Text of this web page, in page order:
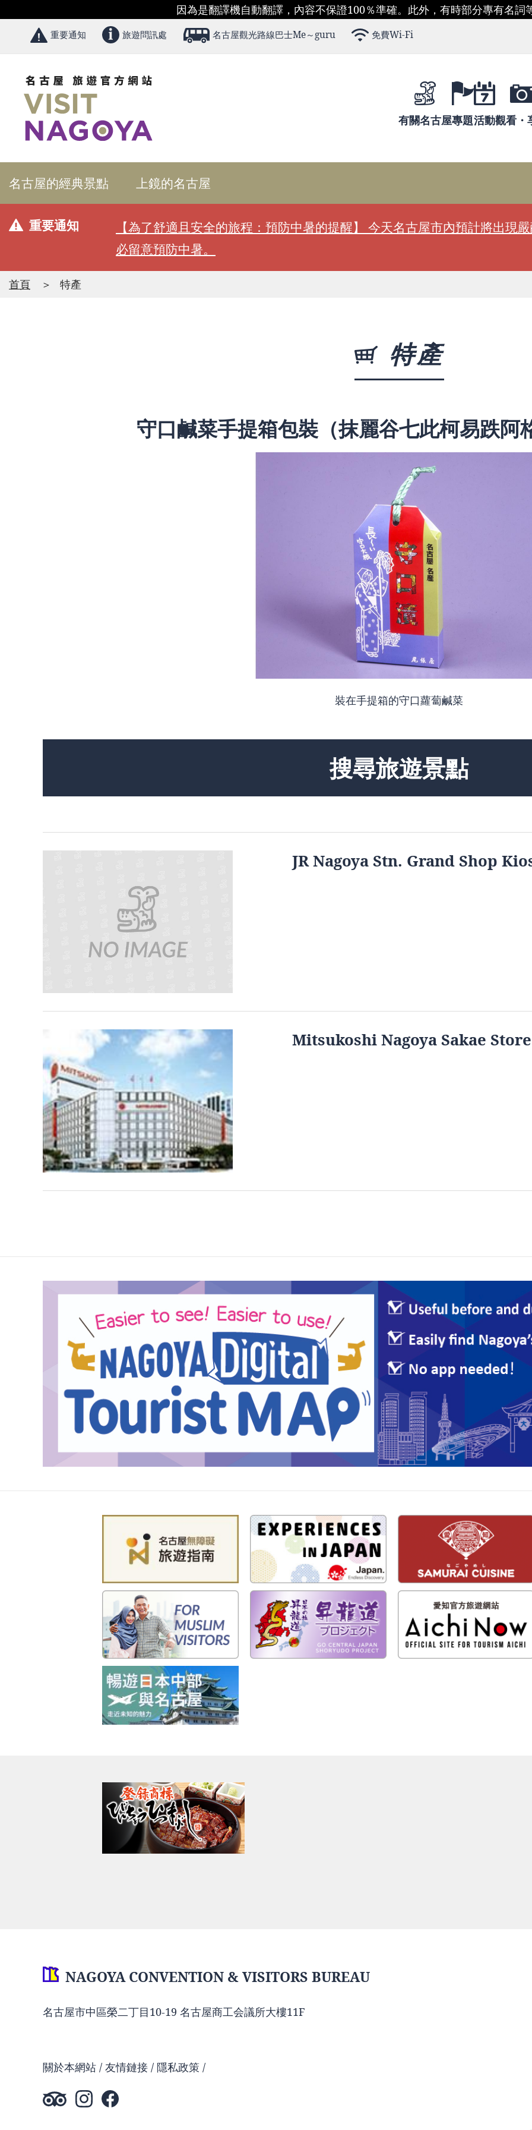
因為是翻譯機自動翻譯，內容不保證100％準確。此外，有時部分專有名詞
重要通知 旅遊問訊處 名古屋觀光路線巴士Me～guru 免費Wi-Fi
有關名古屋專題活動觀看・
名古屋的經典景點 上鏡的名古屋
重要通知
【為了舒適且安全的旅程：預防中暑的提醒】 今天名古屋市內預計將出現
必留意預防中暑。
首頁 特產
特產
守口鹹菜手提箱包裝（抹麗谷七此柯易跌阿
裝在手提箱的守口蘿蔔鹹菜
搜尋旅遊景點
JR Nagoya Stn. Grand Shop
Mitsukoshi Nagoya Sakae Store
NAGOYA CONVENTION & VISITORS BUREAU
名古屋市中區榮二丁目10-19 名古屋商工会議所大樓11F
關於本網站 友情鏈接 隱私政策